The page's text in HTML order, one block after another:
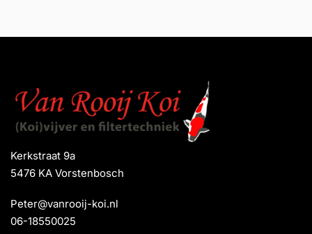
Kerkstraat 9a
5476 KA Vorstenbosch
Peter@vanrooij-koi.nl
06-18550025